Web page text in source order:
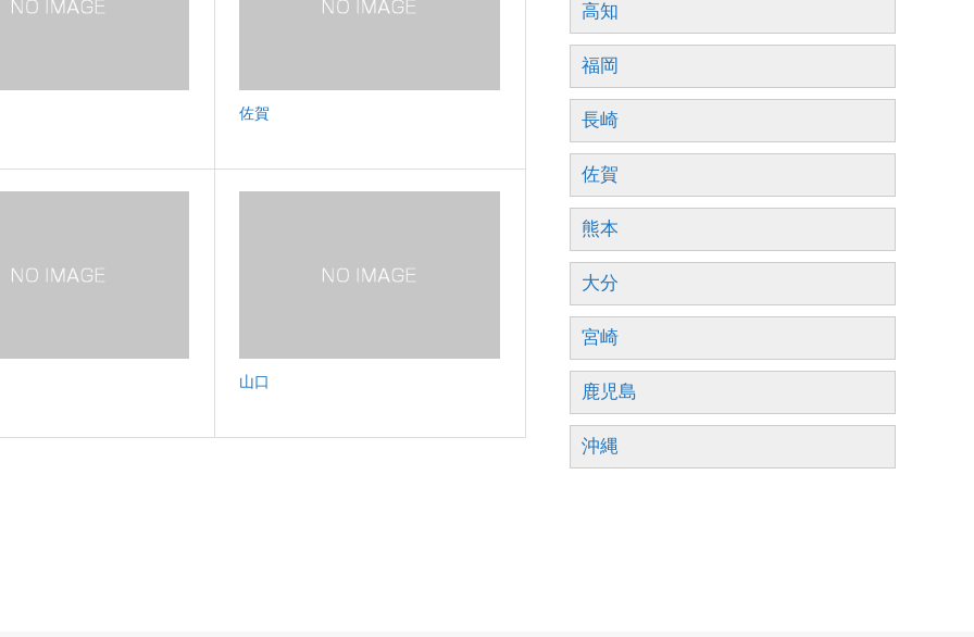
佐賀
山口
高知
福岡
長崎
佐賀
熊本
大分
宮崎
鹿児島
沖縄